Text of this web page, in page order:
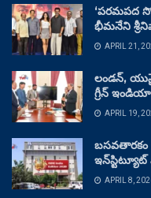
‘పరమపద
భీమనేని
APRIL 21,
లండన్,
గ్రీన్
APRIL 19,
బసవతారకం
APRIL 8,